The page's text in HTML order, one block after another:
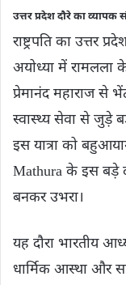
उत्तर प्रदेश दौरे का व्यापक
राष्ट्रपति का उत्तर
अयोध्या में रामलला
प्रेमानंद महाराज से
स्वास्थ्य सेवा से जुड़े
इस यात्रा को
Mathura के इस बड़े
बनकर उभरा।
यह दौरा भारतीय
धार्मिक आस्था और